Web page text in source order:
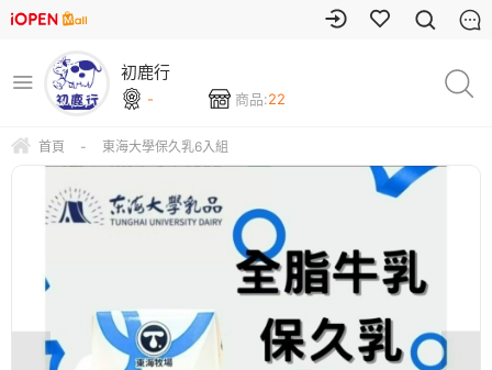
初鹿行
- 商品:22
首頁 - 東海大學保久乳6入組